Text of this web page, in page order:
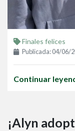
Finales felices
Publicada: 04/06/
Continuar
¡Alyn